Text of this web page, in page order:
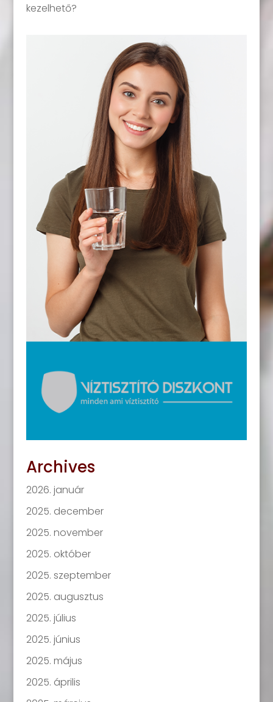
kezelhető?
Archives
2026. január
2025. december
2025. november
2025. október
2025. szeptember
2025. augusztus
2025. július
2025. június
2025. május
2025. április